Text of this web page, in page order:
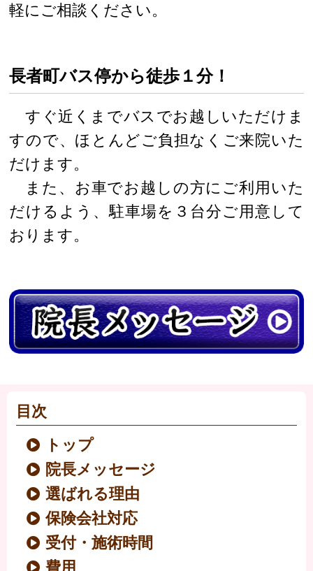
軽にご相談ください。
長者町バス停から徒歩１分！
すぐ近くまでバスでお越しいただけま
すので、ほとんどご負担なくご来院いた
だけます。
また、お車でお越しの方にご利用いた
だけるよう、駐車場を３台分ご用意して
おります。
目次
トップ
院長メッセージ
選ばれる理由
保険会社対応
受付・施術時間
費用